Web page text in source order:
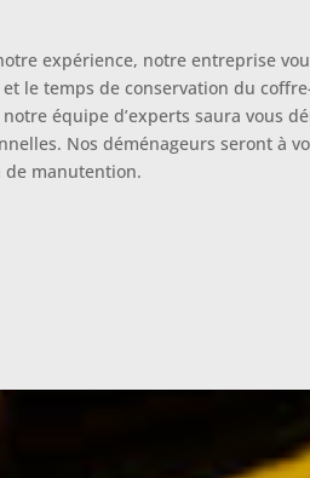
expérience, notre entreprise
le temps de conservation du
équipe d’experts saura vous
Nos déménageurs seront à
de manutention.